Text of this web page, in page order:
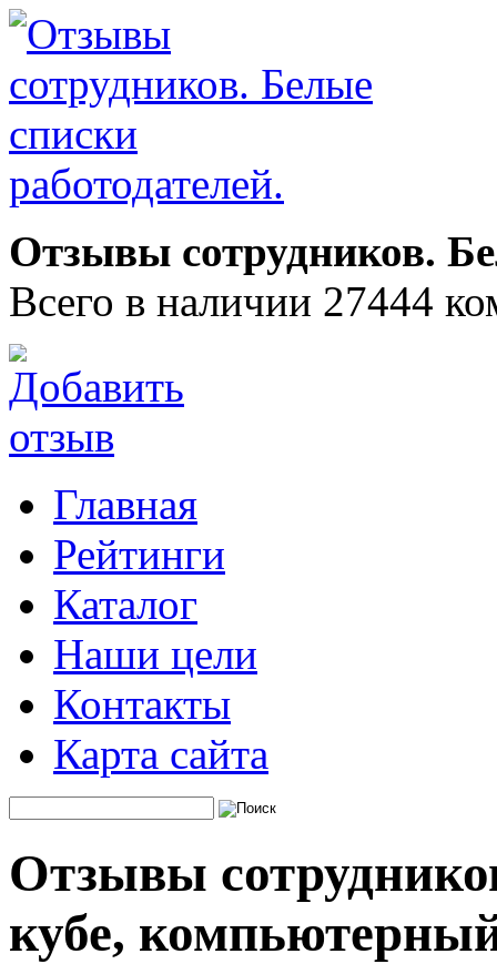
Отзывы сотрудников.
Всего в наличии 27444
Главная
Рейтинги
Каталог
Наши цели
Контакты
Карта сайта
Отзывы
кубе,